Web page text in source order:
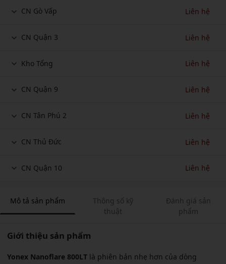
CN Gò Vấp Liên hệ
CN Quận 3 Liên hệ
Kho Tổng Liên hệ
CN Quận 9 Liên hệ
CN Tân Phú 2 Liên hệ
CN Thủ Đức Liên hệ
CN Quận 10 Liên hệ
Mô tả sản phẩm
Thông số kỹ
thuật
Đánh giá sản
phẩm
Giới thiệu sản phẩm
Yonex Nanoflare 800LT là phiên bản nhẹ hơn của dòng